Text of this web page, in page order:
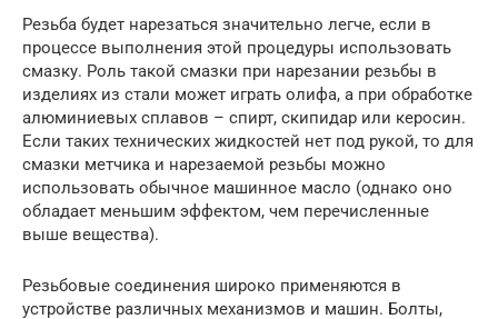
Резьба будет нарезаться значительно легче, если в
процессе выполнения этой процедуры использовать
смазку. Роль такой смазки при нарезании резьбы в
изделиях из стали может играть олифа, а при обработке
алюминиевых сплавов – спирт, скипидар или керосин.
Если таких технических жидкостей нет под рукой, то для
смазки метчика и нарезаемой резьбы можно
использовать обычное машинное масло (однако оно
обладает меньшим эффектом, чем перечисленные
выше вещества).
Резьбовые соединения широко применяются в
устройстве различных механизмов и машин. Болты,